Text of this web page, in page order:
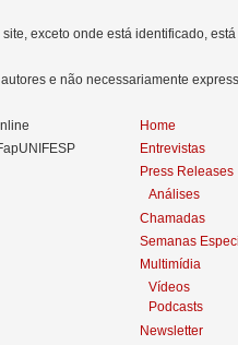
exceto onde está identificado,
e não necessariamente
Home
Entrevistas
Press Releases
Análises
Chamadas
Semanas
Multimídia
Vídeos
Podcasts
Newsletter